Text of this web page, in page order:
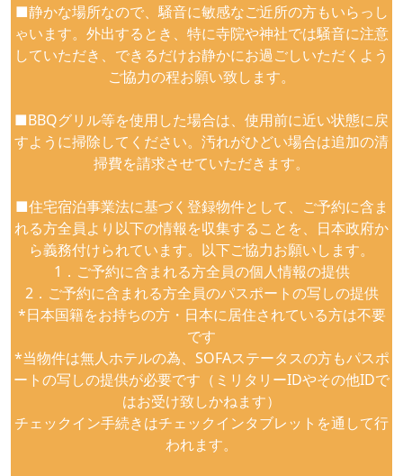
■静かな場所なので、騒音に敏感なご近所の方もいらっし
ゃいます。外出するとき、特に寺院や神社では騒音に注意
していただき、できるだけお静かにお過ごしいただくよう
ご協力の程お願い致します。
■BBQグリル等を使用した場合は、使用前に近い状態に戻
すように掃除してください。汚れがひどい場合は追加の清
掃費を請求させていただきます。
■住宅宿泊事業法に基づく登録物件として、ご予約に含ま
れる方全員より以下の情報を収集することを、日本政府か
ら義務付けられています。以下ご協力お願いします。
1．ご予約に含まれる方全員の個人情報の提供
2．ご予約に含まれる方全員のパスポートの写しの提供
*日本国籍をお持ちの方・日本に居住されている方は不要
です
*当物件は無人ホテルの為、SOFAステータスの方もパスポ
ートの写しの提供が必要です（ミリタリーIDやその他IDで
はお受け致しかねます）
チェックイン手続きはチェックインタブレットを通して行
われます。